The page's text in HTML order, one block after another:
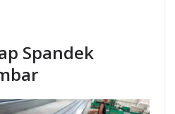
Spandek